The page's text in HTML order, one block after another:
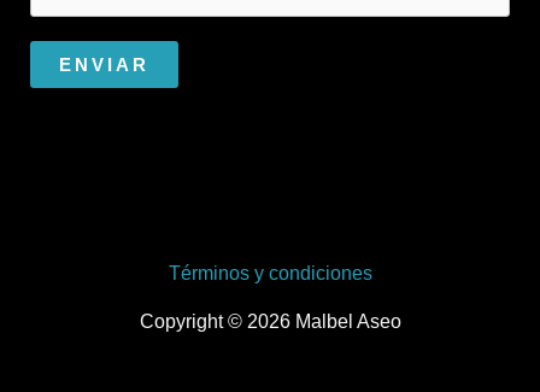
ENVIAR
Términos y condiciones
Copyright © 2026 Malbel Aseo